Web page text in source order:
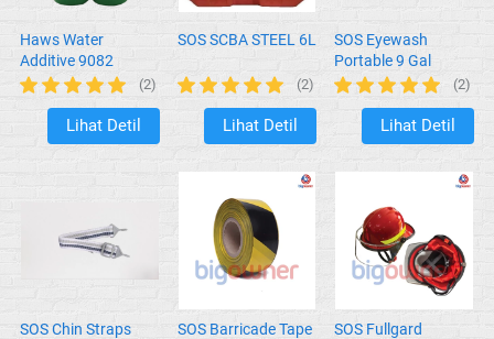
Haws Water
Additive 9082
(2)
`Lihat Detil
SOS SCBA STEEL 6L
(2)
`Lihat Detil
SOS Eyewash
Portable 9 Gal
(2)
`Lihat Detil
SOS Chin Straps
SOS Barricade Tape SOS Fullgard